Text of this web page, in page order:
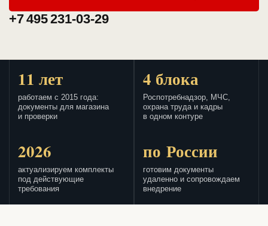
+7 495 231-03-29
11 лет
работаем с 2015 года:
документы для магазина
и проверки
4 блока
Роспотребнадзор, МЧС,
охрана труда и кадры
в одном контуре
2026
актуализируем комплекты
под действующие
требования
по России
готовим документы
удаленно и сопровождаем
внедрение